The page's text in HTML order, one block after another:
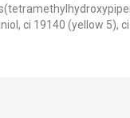
ci 19140 (yellow 5),